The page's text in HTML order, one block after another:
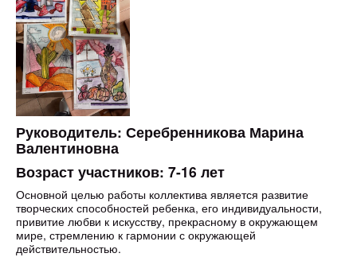
Руководитель: Серебренникова Марина
Валентиновна
Возраст участников: 7-16 лет
Основной целью работы коллектива является развитие
творческих способностей ребенка, его индивидуальности,
привитие любви к искусству, прекрасному в окружающем
мире, стремлению к гармонии с окружающей
действительностью.